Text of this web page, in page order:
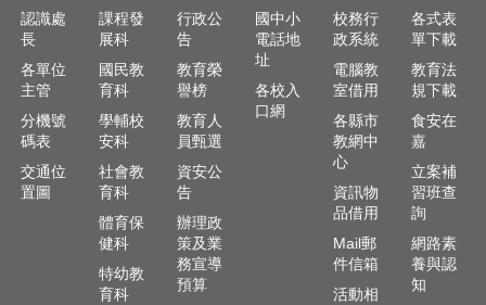
育
服
社
大
及
樂
齡
認識處
長
各單位
主管
分機號
碼表
交通位
置圖
課程發
展科
國民教
育科
學輔校
安科
社會教
育科
體育保
健科
特幼教
育科
行政公
告
教育榮
譽榜
教育人
員甄選
資安公
告
辦理政
策及業
務宣導
預算
國中小
電話地
址
各校入
口網
校務行
政系統
電腦教
室借用
各縣市
教網中
心
資訊物
品借用
Mail郵
件信箱
活動相
各式表
單下載
教育法
規下載
食安在
嘉
立案補
習班查
詢
網路素
養與認
知